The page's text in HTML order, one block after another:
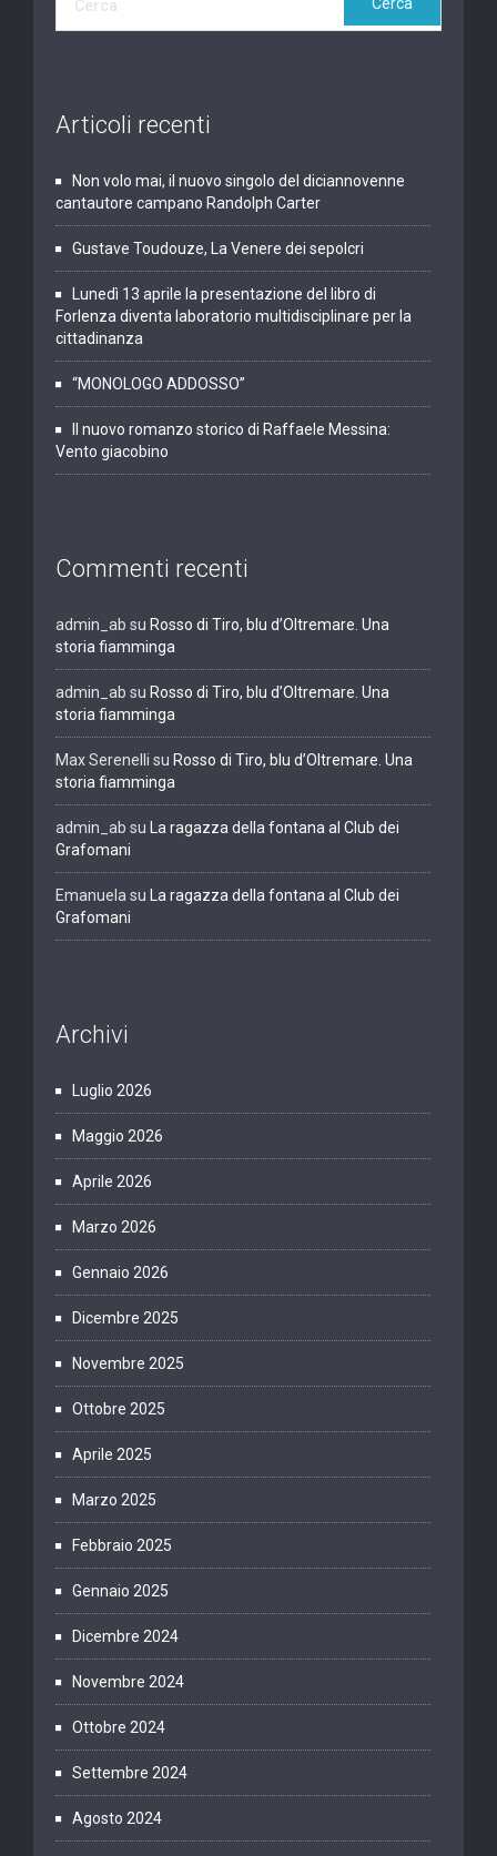
Articoli recenti
Non volo mai, il nuovo singolo del diciannovenne
cantautore campano Randolph Carter
Gustave Toudouze, La Venere dei sepolcri
Lunedì 13 aprile la presentazione del libro di
Forlenza diventa laboratorio multidisciplinare per la
cittadinanza
“MONOLOGO ADDOSSO”
Il nuovo romanzo storico di Raffaele Messina:
Vento giacobino
Commenti recenti
admin_ab su Rosso di Tiro, blu d’Oltremare. Una
storia fiamminga
admin_ab su Rosso di Tiro, blu d’Oltremare. Una
storia fiamminga
Max Serenelli su Rosso di Tiro, blu d’Oltremare. Una
storia fiamminga
admin_ab su
La ragazza della fontana al Club dei
Grafomani
Emanuela su
La ragazza della fontana al Club dei
Grafomani
Archivi
Luglio 2026
Maggio 2026
Aprile 2026
Marzo 2026
Gennaio 2026
Dicembre 2025
Novembre 2025
Ottobre 2025
Aprile 2025
Marzo 2025
Febbraio 2025
Gennaio 2025
Dicembre 2024
Novembre 2024
Ottobre 2024
Settembre 2024
Agosto 2024